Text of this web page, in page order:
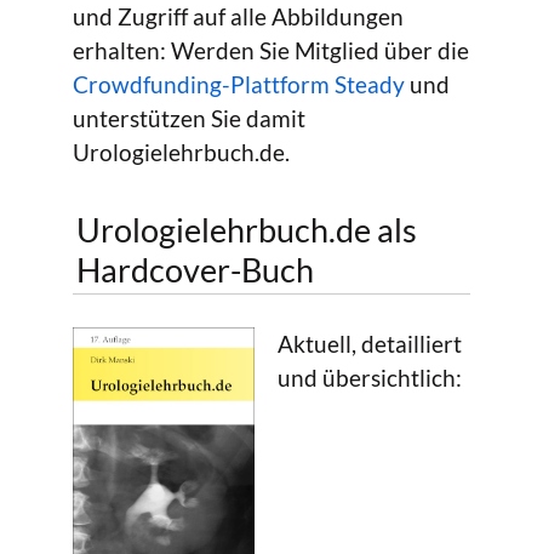
und Zugriff auf alle Abbildungen
erhalten: Werden Sie Mitglied über die
Crowdfunding-Plattform Steady und
unterstützen Sie damit
Urologielehrbuch.de.
Urologielehrbuch.de als
Hardcover-Buch
Aktuell, detailliert
und übersichtlich: